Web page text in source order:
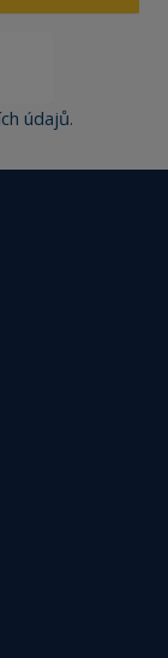
údajů.